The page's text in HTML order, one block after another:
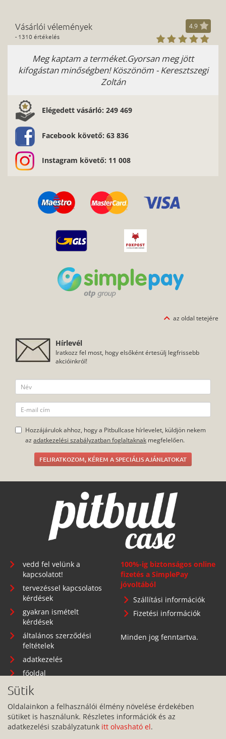
Vásárlói vélemények
- 1310 értékelés
4.9
Meg kaptam a terméket.Gyorsan meg jött
kifogástan minőségben! Köszönöm - Keresztszegi
Zoltán
Elégedett vásárló: 249 469
Facebook követő: 63 836
Instagram követő: 11 008
az oldal tetejére
Hírlevél
Iratkozz fel most, hogy elsőként értesülj legfrissebb
akcióinkról!
Hozzájárulok ahhoz, hogy a Pitbullcase hírlevelet, küldjön nekem
az adatkezelési szabályzatban foglaltaknak megfelelően.
FELIRATKOZOM, KÉREM A SPECIÁLIS AJÁNLATOKAT
vedd fel velünk a
kapcsolatot!
tervezéssel kapcsolatos
kérdések
gyakran ismételt
kérdések
általános szerződési
feltételek
adatkezelés
főoldal
100%-ig biztonságos online
fizetés a SimplePay
jóvoltából
Szállítási információk
Fizetési információk
Minden jog fenntartva.
Telephely: 1134 Budapest, Angyalföldi út 25.
Sütik
Oldalainkon a felhasználói élmény növelése érdekében
sütiket is használunk. Részletes információk és az
adatkezelési szabályzatunk itt olvasható el.